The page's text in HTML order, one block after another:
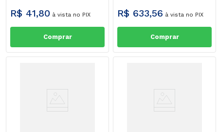
R$ 41,80 à vista no PIX
Comprar
R$ 633,56 à vista no PIX
Comprar